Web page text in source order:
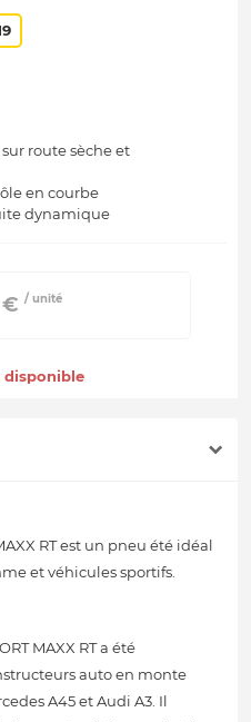
route sèche et
en courbe
dynamique
€ / unité
RT est un pneu été idéal
et véhicules sportifs.
MAXX RT a été
auto en monte
A45 et Audi A3. Il